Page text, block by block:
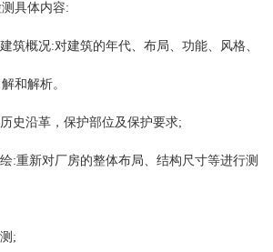
具体内容:
筑概况:对建筑的年代、布局、功能、风格、
和解析。
史沿革，保护部位及保护要求;
:重新对厂房的整体布局、结构尺寸等进行测
;